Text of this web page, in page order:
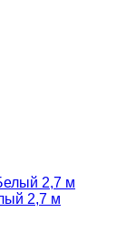
2,7 м